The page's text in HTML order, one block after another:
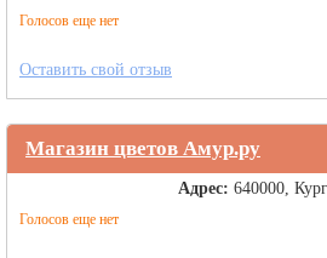
Голосов еще нет
Оставить свой отзыв
Магазин цветов Амур.ру
Голосов еще нет
Адрес: 640000,